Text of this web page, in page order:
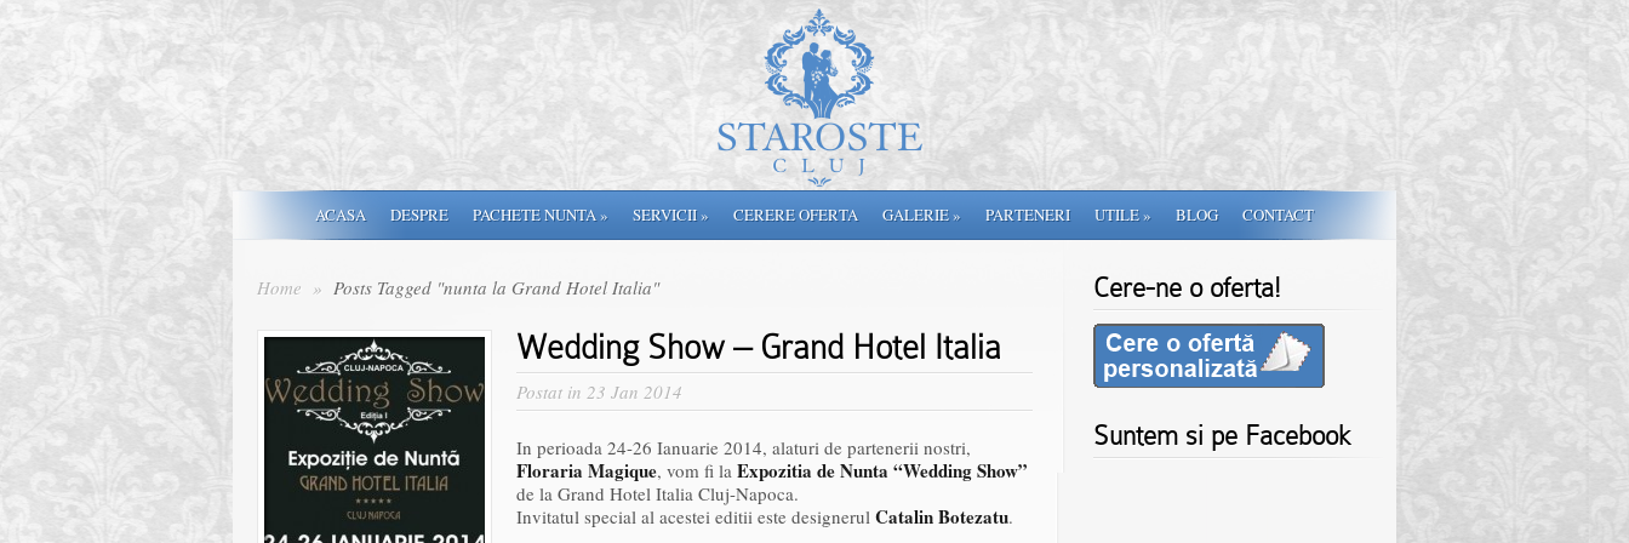
ACASA DESPRE PACHETE NUNTA» SERVICII» CERERE OFERTA GALERIE» PARTENERI UTILE» BLOG CONTACT
Home » Posts Tagged "nunta la Grand Hotel Italia"
Wedding Show – Grand Hotel Italia
Postat in 23 Jan 2014
In perioada 24-26 Ianuarie 2014, alaturi de partenerii nostri,
Floraria Magique, vom fi la Expozitia de Nunta “Wedding Show”
de la Grand Hotel Italia Cluj-Napoca.
Invitatul special al acestei editii este designerul Catalin Botezatu.
Cere-ne o oferta!
Suntem si pe Facebook